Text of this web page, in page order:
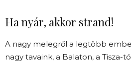
Ha nyár, akkor strand!
A nagy melegről a legtöbb
nagy tavaink, a Balaton, a Tisza-